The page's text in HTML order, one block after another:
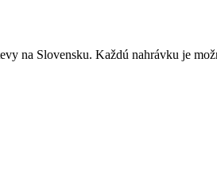
na Slovensku. Každú nahrávku je